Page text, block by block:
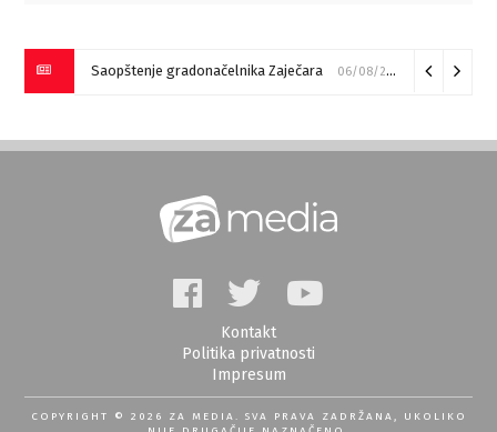
Saopštenje gradonačelnika Zaječara 06/08/2026
Kontakt
Politika privatnosti
Impresum
COPYRIGHT © 2026 ZA MEDIA. SVA PRAVA ZADRŽANA, UKOLIKO